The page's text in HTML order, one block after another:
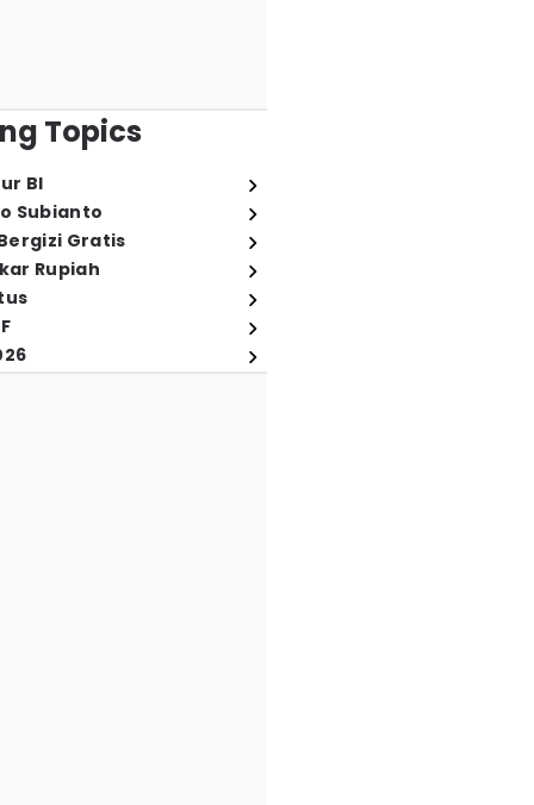
Topics
BI
Subianto
Gratis
Rupiah